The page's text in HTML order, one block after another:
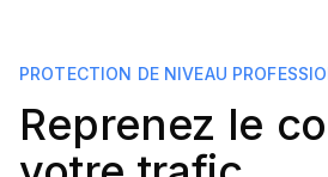
PROTECTION DE NIVEAU
Reprenez le